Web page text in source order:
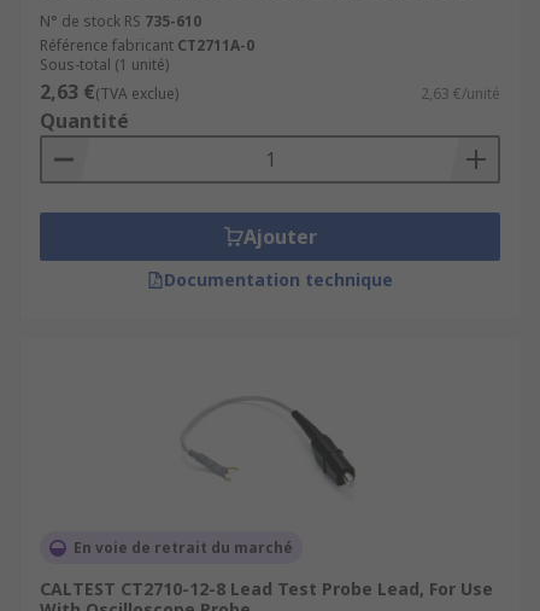
N° de stock RS 735-610
Référence fabricant CT2711A-0
Sous-total (1 unité)
2,63 €(TVA exclue) 2,63 €/unité
Quantité
Ajouter
Documentation technique
En voie de retrait du marché
CALTEST CT2710-12-8 Lead Test Probe Lead, For Use